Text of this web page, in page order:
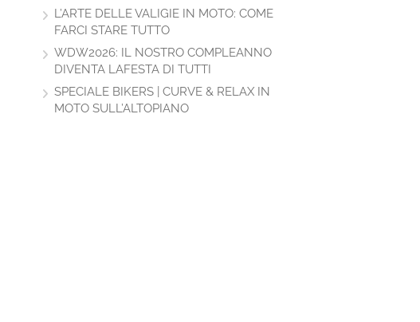
L’ARTE DELLE VALIGIE IN MOTO: COME
FARCI STARE TUTTO
WDW2026: IL NOSTRO COMPLEANNO
DIVENTA LAFESTA DI TUTTI
SPECIALE BIKERS | CURVE & RELAX IN
MOTO SULL’ALTOPIANO